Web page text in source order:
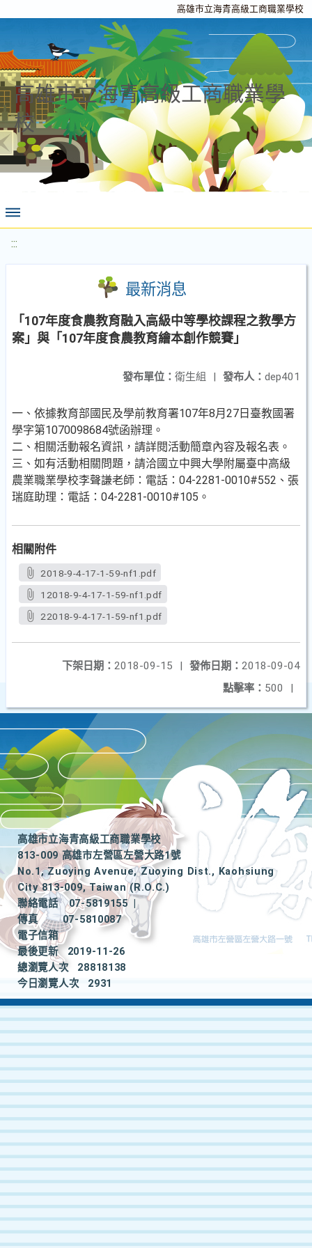
高雄市立海青高級工商職業學校
高雄市立海青高級工商職業學
校
:::
最新消息
「107年度食農教育融入高級中等學校課程之教學方
案」與「107年度食農教育繪本創作競賽」
發布人： dep401
發布單位： 衛生組 |
一、依據教育部國民及學前教育署107年8月27日臺教國署
學字第1070098684號函辦理。
二、相關活動報名資訊，請詳閱活動簡章內容及報名表。
三、如有活動相關問題，請洽國立中興大學附屬臺中高級
農業職業學校李聲謙老師：電話：04-2281-0010#552、張
瑞庭助理：電話：04-2281-0010#105。
相關附件
2018-9-4-17-1-59-nf1.pdf
12018-9-4-17-1-59-nf1.pdf
22018-9-4-17-1-59-nf1.pdf
發佈日期： 2018-09-04
下架日期： 2018-09-15
|
點擊率： 500 |
高雄市立海青高級工商職業學校
813-009 高雄市左營區左營大路1號
No.1, Zuoying Avenue, Zuoying Dist., Kaohsiung
City 813-009, Taiwan (R.O.C.)
聯絡電話
07-5819155
|
傳真
07-5810087
電子信箱
最後更新
2019-11-26
總瀏覽人次
28818138
今日瀏覽人次
2931